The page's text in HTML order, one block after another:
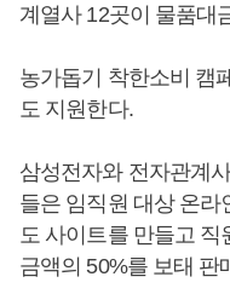
계열사 12곳이 물품대
농가돕기 착한소비 캠
도 지원한다.
삼성전자와 전자관계
들은 임직원 대상 온라
도 사이트를 만들고
금액의 50%를 보태 판